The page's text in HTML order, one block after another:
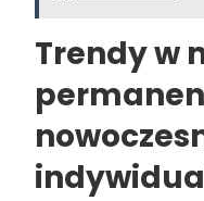
Trendy w